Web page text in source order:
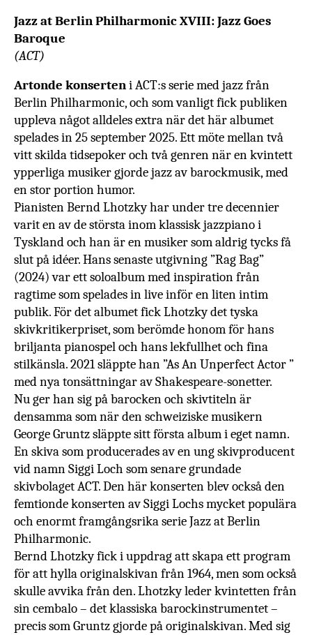
Jazz at Berlin Philharmonic XVIII: Jazz Goes
Baroque
(ACT)
Artonde konserteni ACT:s serie med jazz från
Berlin Philharmonic, och som vanligt fick publiken
uppleva något alldeles extra när det här albumet
spelades in25 september 2025. Ett möte mellan två
vitt skilda tidsepoker och två genren när en kvintett
ypperliga musiker gjorde jazz av barockmusik, med
en stor portion humor.
PianistenBernd Lhotzkyhar under tre decennier
varit en av de största inom klassisk jazzpiano i
Tysklandoch han är en musiker som aldrig tycks få
slut på idéer. Hans senaste utgivning ”Rag Bag”
(2024) var ett soloalbummed inspiration från
ragtime som spelades in live inför en liten intim
publik. För det albumetfick Lhotzky det tyska
skivkritikerpriset, som berömde honom för hans
briljanta pianospel och hans lekfullhet och fina
stilkänsla. 2021 släppte han ”As An Unperfect Actor ”
med nya tonsättningar av Shakespeare-sonetter.
Nu ger han sig på barocken och skivtiteln är
densamma som närden schweiziske musikern
George Gruntz släppte sitt första album i eget namn.
En skiva som producerades av en ung skivproducent
vid namn Siggi Loch som senare grundade
skivbolaget ACT. Den här konserten blev också den
femtionde konserten av Siggi Lochs mycket populära
och enormt framgångsrika serie Jazz at Berlin
Philharmonic.
Bernd Lhotzky fick i uppdrag att skapa ett program
för att hylla originalskivan från 1964, men som också
skulle avvika från den. Lhotzky leder kvintetten från
sin cembalo – det klassiska barockinstrumentet –
precis som Gruntz gjorde på originalskivan. Med sig